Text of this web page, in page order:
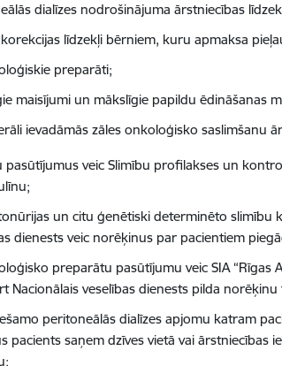
dialīzes nodrošinājuma ārstniecības
līdzekļi bērniem, kuru apmaksa
preparāti;
maisījumi un mākslīgie papildu ēdināšanas
ievadāmās zāles onkoloģisko saslimšanu
pasūtījumus veic Slimību profilakses un
un citu ģenētiski determinēto slimību
dienests veic norēķinus par pacientiem
preparātu pasūtījumu veic SIA
Nacionālais veselības dienests pilda
peritoneālās dialīzes apjomu katram
pacients saņem dzīves vietā vai ārstniecības